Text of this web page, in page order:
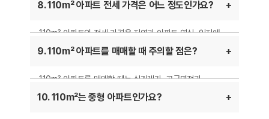
8. 110m² 아파트 전세 가격은 어느 정도인가요?
110m² 아파트의 전세 가격은 지역과 아파트 연식, 입지에
따라 달라집니다. 수도권에서는 6억~12억 원대, 지방에서는
전세가 상승으로 인해 전세 대출 조건도 함께 확인하는 것이
9. 110m² 아파트를 매매할 때 주의할 점은?
110m² 아파트를 매매할 때는 실거래가, 공급면적과
전용면적 차이, 관리비 등을 고려해야 합니다. 또한, 인근
10. 110m²는 중형 아파트인가요?